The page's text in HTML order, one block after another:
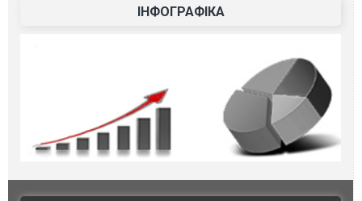
ІНФОГРАФІКА